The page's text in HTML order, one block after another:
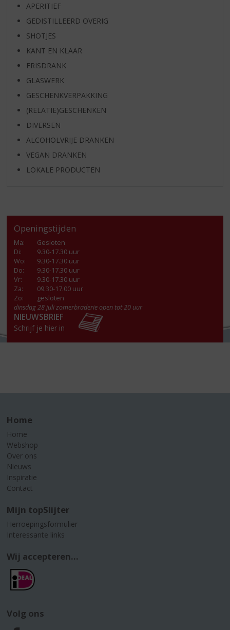
APERITIEF
GEDISTILLEERD OVERIG
SHOTJES
KANT EN KLAAR
FRISDRANK
GLASWERK
GESCHENKVERPAKKING
(RELATIE)GESCHENKEN
DIVERSEN
ALCOHOLVRIJE DRANKEN
VEGAN DRANKEN
LOKALE PRODUCTEN
Openingstijden
Ma:
Gesloten
Di:
9.30-17.30 uur
Wo:
9.30-17.30 uur
Do:
9.30-17.30 uur
Vr:
9.30-17.30 uur
Za:
09.30-17.00 uur
Zo:
gesloten
dinsdag 28 juli zomerbraderie open tot 20 uur
NIEUWSBRIEF
Schrijf je hier in
Home
Home
Webshop
Over ons
Nieuws
Inspiratie
Contact
Mijn topSlijter
Herroepingsformulier
Interessante links
Wij accepteren...
Volg ons